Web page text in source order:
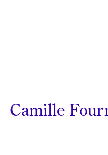
Camille